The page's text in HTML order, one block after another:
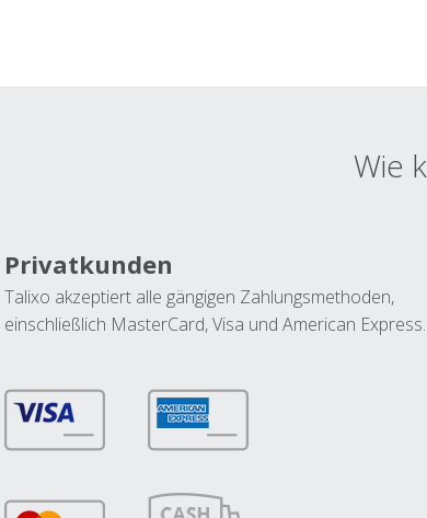
Wie
Privatkunden
Talixo akzeptiert alle gängigen Zahlungsmethoden,
einschließlich MasterCard, Visa und American Express.